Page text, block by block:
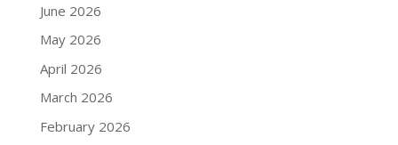
June 2026
May 2026
April 2026
March 2026
February 2026